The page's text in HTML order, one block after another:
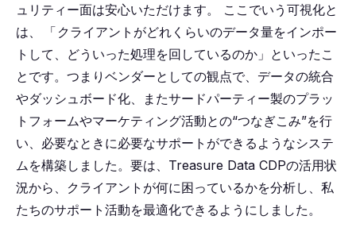
ュリティー面は安心いただけます。
ここでいう可視化と
は、
「 クライアントがどれくらいのデータ量をインポー
トして、どういった処理を回しているのか」といったこ
とです。つまりベンダーとしての観点で、データの統合
やダッシュボード化、またサードパーティー製のプラッ
トフォームやマーケティング活動との“つなぎこみ”を行
い、必要なときに必要なサポートができるようなシステ
ムを構築しました。要は、Treasure Data CDPの活用状
況から、クライアントが何に困っているかを分析し、私
たちのサポート活動を最適化できるようにしました。